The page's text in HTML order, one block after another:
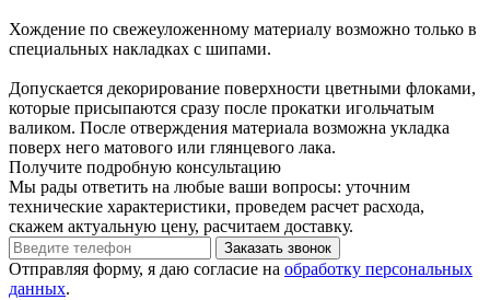
Хождение по свежеуложенному материалу возможно только в
специальных накладках с шипами.
Допускается декорирование поверхности цветными флоками,
которые присыпаются сразу после прокатки игольчатым
валиком. После отверждения материала возможна укладка
поверх него матового или глянцевого лака.
Получите подробную консультацию
Мы рады ответить на любые ваши вопросы: уточним
технические характеристики, проведем расчет расхода,
скажем актуальную цену, расчитаем доставку.
Отправляя форму, я даю согласие на обработку персональных
данных.